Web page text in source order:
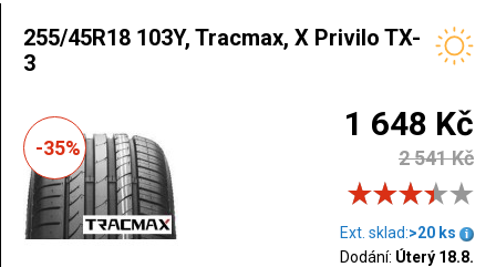
255/45R18 103Y, Tracmax, X Privilo TX-
3
-35%
1 648 Kč
2 541 Kč
Ext. sklad:>20 ks
Dodání: Úterý 18.8.